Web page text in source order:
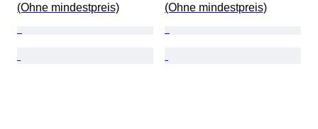
(Ohne mindestpreis) (Ohne mindestpreis)